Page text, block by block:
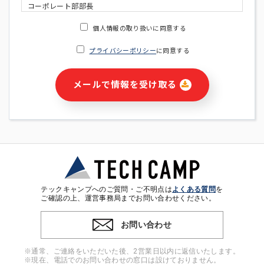
コーポレート部部長
・ご請求された資料の送付のため
・本サービス及び本サービスに関連する情報(当社及び第三者の
サービス又は商品等の広告配信・宣伝を含みますが、それらに
・個人(法人の場合は担当者)を識別できない形式に加工した統
計情報の作成および利用
※上記の利用目的に基づいた本人への連絡及び配信について
4. 個人情報の第三者提供
ンをとるために、氏名等の一部の情報をサービス内で使用する
チャットツールで発信することにより、本サービスの他の利用
個人情報の取り扱いに同意する
プライバシーポリシーに同意する
メールで情報を受け取る
テックキャンプへのご質問・ご不明点はよくある質問を
ご確認の上、運営事務局までお問い合わせください。
お問い合わせ
※通常、ご連絡をいただいた後、2営業日以内に返信いたします。
※現在、電話でのお問い合わせの窓口は設けておりません。